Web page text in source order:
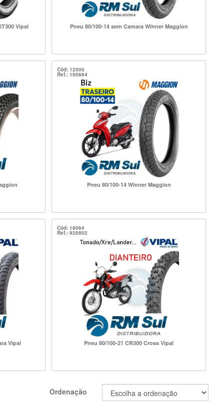
Vipal Pneu 80/100-14 sem Camara Winner Maggion
Cód: 12500
Ref.: 100664
Pneu 80/100-14 Winner Maggion
Vipal
Cód: 18064
Ref.: 920802
Pneu 80/100-21 CR300 Cross Vipal
Ordenação